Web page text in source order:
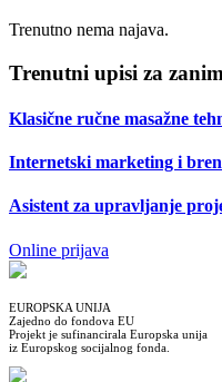
Trenutno nema najava.
Trenutni upisi za
Klasične ručne masažne
Internetski marketing i
Asistent za upravljanje
Online prijava
EUROPSKA UNIJA
Zajedno do fondova EU
Projekt je sufinancirala Europska unija
iz Europskog socijalnog fonda.